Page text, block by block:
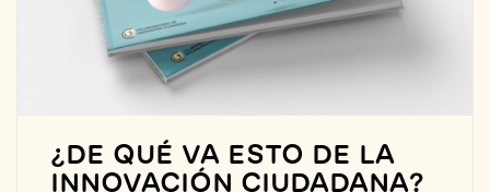
¿DE QUÉ VA ESTO DE LA
INNOVACIÓN CIUDADANA?